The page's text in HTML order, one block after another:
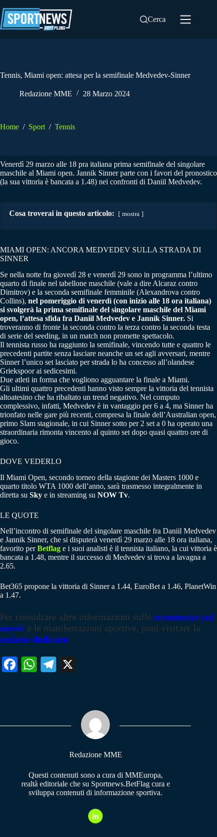
al
contenuto
Cerca
Tennis, Miami open: attesa per la semifinale Medvedev-Sinner
Redazione MME 28 Marzo 2024
Home / Sport / Tennis
Venerdì 29 marzo alle 18 pra italiana prima semifinale del singolare
maschile al Miami open. Jannik Sinner parte con i favori del pronostico
(la sua vittoria è bancata a 1.48) nei confronti di Daniil Medvedev.
Cosa troverai in questo articolo: mostra
MIAMI OPEN: ANCORA MEDVEDEV SULLA STRADA DI
SINNER
Se nella notte fra giovedì 28 e venerdì 29 sono in programma l’ultimo
quarto di finale nel tabellone maschile (vale a dire Alcaraz contro
Dimitrov) e la seconda semifinale femminile (Alexandrova contro
Collins), nel pomeriggio di venerdì (con inizio alle 18 ora italiana)
si svolgerà la prima semifinale del singolare maschile del Miami
open, l’attesa sfida fra Daniil Medvedev e Jannik Sinner. Si
troveranno di fronte la seconda contro la terza contro la seconda testa
di serie del seeding, in un match non promette spettacolo.
Il tennista russo ha raggiunto la semifinale, vincendo tutte e quattro le
precedenti partite senza lasciare neanche un set agli avversari, mentre
Sinner l’unico set lasciato per strada lo ha concesso all’olandese
Griekspoor ai sedicesimi.
Due atleti in forma che vogliono agguantare la finale a Miami.
Gli ultimi quattro precedenti hanno visto sempre la vittoria del tennista
altoatesino che ha ribaltato un trend negativo. Nel computo
complessivo, infatti, Medvedev è in vantaggio per 6 a 4, ma Sinner ha
trionfato nelle gare più recenti, compresa la finale dell’Australian open,
primo Slam stagionale, in cui Sinner sotto per 2 set a 0 ha operato una
straordinaria rimonta vincento al quinto set dopo quasi quattro ore di
gioco.
DOVE VEDERLO
Il Miami Open, secondo torneo della stagione dei Masters 1000 e
quarto titolo WTA 1000 dell’anno, sarà trasmesso integralmente in
diretta su Sky e in streaming su NOW Tv.
LE QUOTE
Nell’incontro di semifinale del singolare maschile fra Daniil Medvedev
e Jannik Sinner, che si disputerà venerdì 29 marzo alle 18 ora italiana,
favorito perBetflag e i suoi analisti è il tennista italiano, la cui vittoria è
bancata a 1.48, mentre il successo di Medvedev si trova a lavagna a
2.65.
Bet365 propone la vittoria di Sinner a 1.44, EuroBet a 1.46, PlanetWin
a 1.47.
Per consultare altre informazioni sulle scommesse sul
tennis e le manifestazioni sportive, puoi visitare la
sezione dedicata
Fa W
pp
Te
m
Redazione MME
Questi contenuti sono a cura di MMEuropa,
realtà editoriale che su Sportnews.BetFlag cura e
sviluppa contenuti di informazione sportiva.